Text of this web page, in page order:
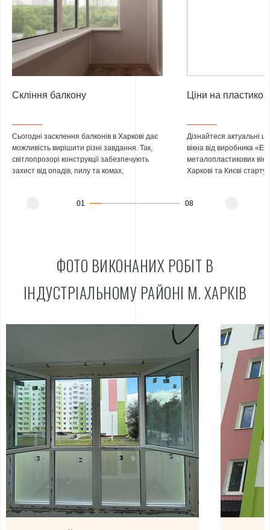
Скління балкону
Сьогодні засклення балконів в Харкові дає
можливість вирішити різні завдання. Так,
світлопрозорі конструкції забезпечують
захист від опадів, пилу та комах,
енергозберігаючих вікон, якісному
відпочинку, спортивних занять.
Ціни на
Дізнайтеся актуальні
вікна від виробника
металопластикових
Харкові та Києві
розрахує наш замірник
01 08
ФОТО ВИКОНАНИХ РОБІТ В
ІНДУСТРІАЛЬНОМУ РАЙОНІ М. ХАРКІВ